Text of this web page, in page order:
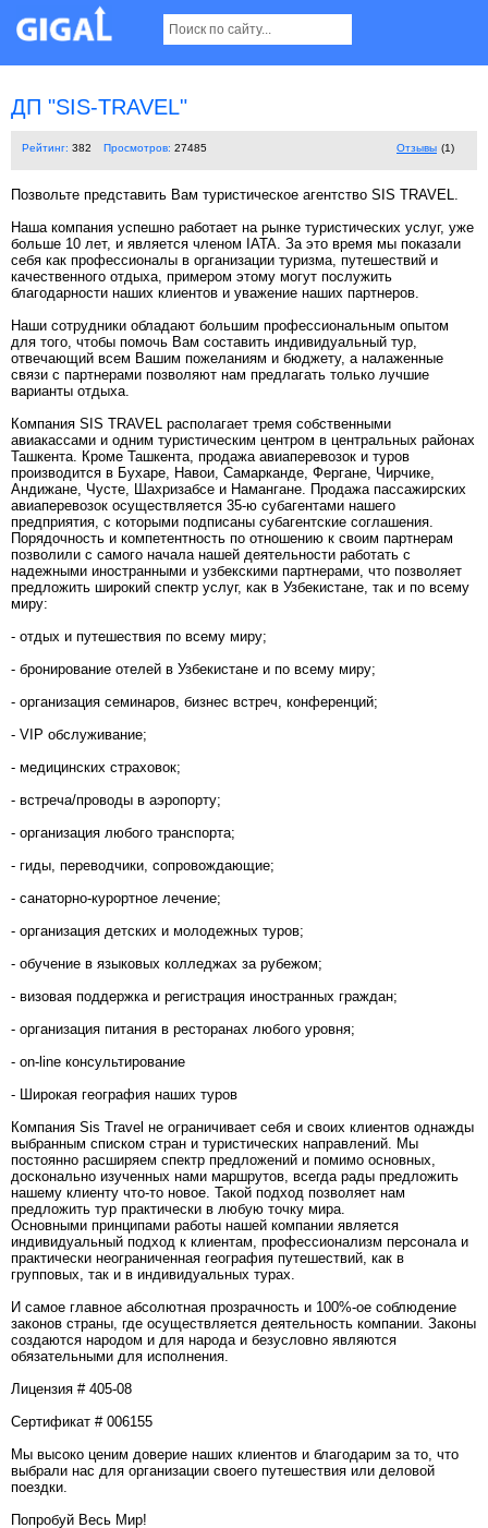
ДП "SIS-TRAVEL"
Рейтинг: 382 Просмотров: 27485 Отзывы (1)
Позвольте представить Вам туристическое агентство SIS TRAVEL.
Наша компания успешно работает на рынке туристических услуг, уже
больше 10 лет, и является членом IATA. За это время мы показали
себя как профессионалы в организации туризма, путешествий и
качественного отдыха, примером этому могут послужить
благодарности наших клиентов и уважение наших партнеров.
Наши сотрудники обладают большим профессиональным опытом
для того, чтобы помочь Вам составить индивидуальный тур,
отвечающий всем Вашим пожеланиям и бюджету, а налаженные
связи с партнерами позволяют нам предлагать только лучшие
варианты отдыха.
Компания SIS TRAVEL располагает тремя собственными
авиакассами и одним туристическим центром в центральных районах
Ташкента. Кроме Ташкента, продажа авиаперевозок и туров
производится в Бухаре, Навои, Самарканде, Фергане, Чирчике,
Андижане, Чусте, Шахризабсе и Намангане. Продажа пассажирских
авиаперевозок осуществляется 35-ю субагентами нашего
предприятия, с которыми подписаны субагентские соглашения.
Порядочность и компетентность по отношению к своим партнерам
позволили с самого начала нашей деятельности работать с
надежными иностранными и узбекскими партнерами, что позволяет
предложить широкий спектр услуг, как в Узбекистане, так и по всему
миру:
- отдых и путешествия по всему миру;
- бронирование отелей в Узбекистане и по всему миру;
- организация семинаров, бизнес встреч, конференций;
- VIP обслуживание;
- медицинских страховок;
- встреча/проводы в аэропорту;
- организация любого транспорта;
- гиды, переводчики, сопровождающие;
- санаторно-курортное лечение;
- организация детских и молодежных туров;
- обучение в языковых колледжах за рубежом;
- визовая поддержка и регистрация иностранных граждан;
- организация питания в ресторанах любого уровня;
- on-line консультирование
- Широкая география наших туров
Компания Sis Travel не ограничивает себя и своих клиентов однажды
выбранным списком стран и туристических направлений. Мы
постоянно расширяем спектр предложений и помимо основных,
досконально изученных нами маршрутов, всегда рады предложить
нашему клиенту что-то новое. Такой подход позволяет нам
предложить тур практически в любую точку мира.
Основными принципами работы нашей компании является
индивидуальный подход к клиентам, профессионализм персонала и
практически неограниченная география путешествий, как в
групповых, так и в индивидуальных турах.
И самое главное абсолютная прозрачность и 100%-ое соблюдение
законов страны, где осуществляется деятельность компании. Законы
создаются народом и для народа и безусловно являются
обязательными для исполнения.
Лицензия # 405-08
Сертификат # 006155
Мы высоко ценим доверие наших клиентов и благодарим за то, что
выбрали нас для организации своего путешествия или деловой
поездки.
Попробуй Весь Мир!